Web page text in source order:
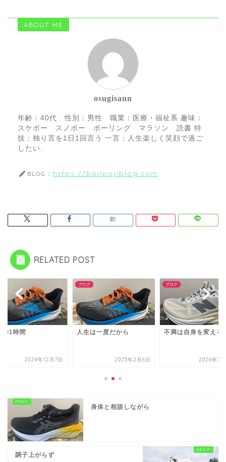
ABOUT ME
osugisann
年齢：40代 性別：男性 職業：医療・福祉系 趣味：
スケボー スノボー ボーリング マラソン 読書 特
技：独り言を1日1回言う 一言：人生楽しく笑顔で過ご
したい.
BLOG： https://bonpojiblog.com
RELATED POST
の1時間
2024年12月7日
ブログ
人生は一度だから
2025年2月6日
ブログ
不満は自身を変える
2026年5
身体と相談しながら
調子上がらず